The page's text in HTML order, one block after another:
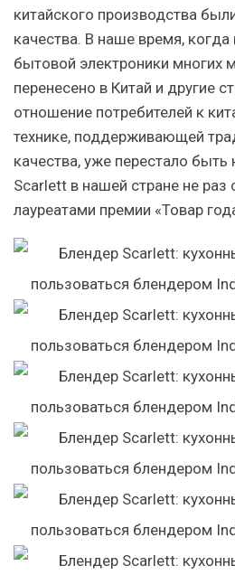
китайского производства
качества. В наше время, когда
бытовой электроники многих
перенесено в Китай и другие
отношение потребителей к
технике, поддерживающей
качества, уже перестало
Scarlett в нашей стране не раз
лауреатами премии «Товар